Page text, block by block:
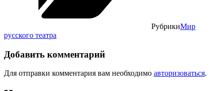
РубрикиМир
русского театра
Добавить комментарий
Для отправки комментария вам необходимо авторизоваться.